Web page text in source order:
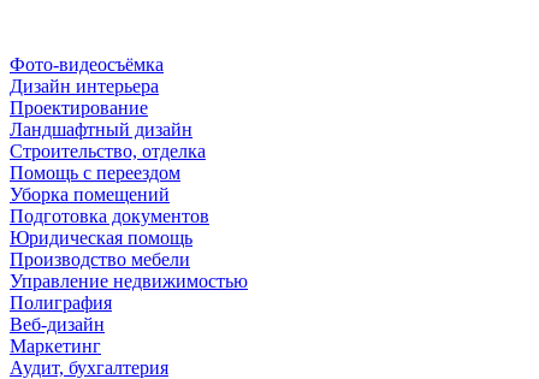
Фото-видеосъёмка
Дизайн интерьера
Проектирование
Ландшафтный дизайн
Строительство, отделка
Помощь с переездом
Уборка помещений
Подготовка документов
Юридическая помощь
Производство мебели
Управление недвижимостью
Полиграфия
Веб-дизайн
Маркетинг
Аудит, бухгалтерия